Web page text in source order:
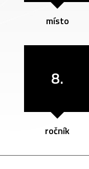
místo
8.
ročník